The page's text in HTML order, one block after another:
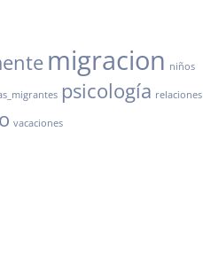
migracion niños
psicología relaciones
vacaciones